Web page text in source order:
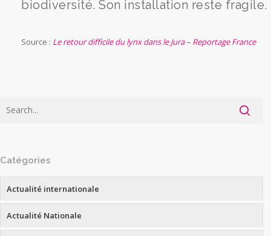
biodiversité. Son installation reste fragile.
Source : Le retour difficile du lynx dans le Jura – Reportage France
Catégories
Actualité internationale
Actualité Nationale